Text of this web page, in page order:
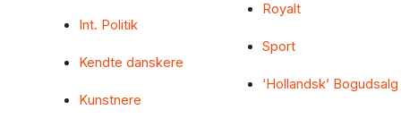
Int. Politik
Kendte danskere
Kunstnere
Royalt
Sport
‘Hollandsk’ Bogudsalg